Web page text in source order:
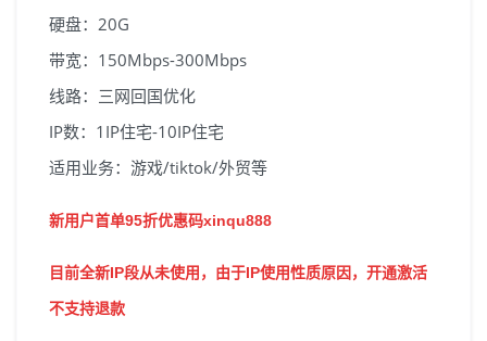
硬盘：20G
带宽：150Mbps-300Mbps
线路：三网回国优化
IP数：1IP住宅-10IP住宅
适用业务：游戏/tiktok/外贸等
新用户首单95折优惠码xinqu888
目前全新IP段从未使用，由于IP使用性质原因，开通激活
不支持退款